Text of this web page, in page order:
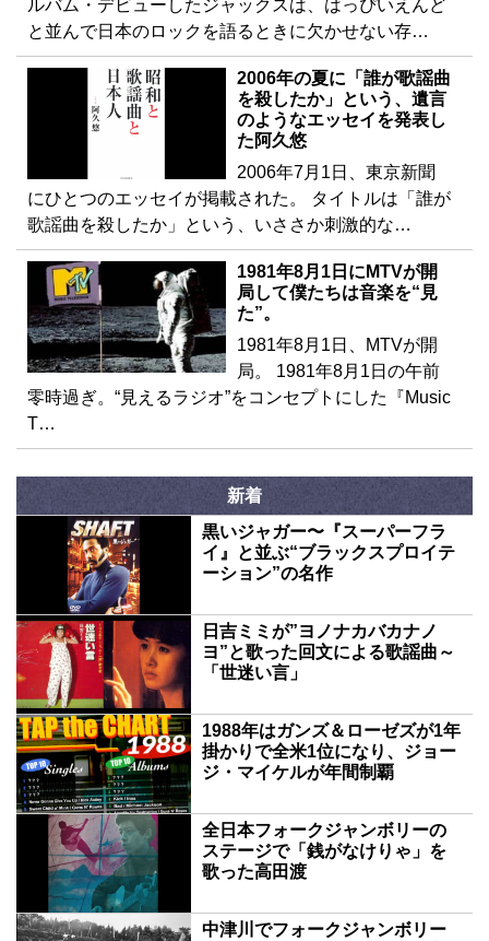
ルバム・デビューしたジャックスは、はっぴいえんど
と並んで日本のロックを語るときに欠かせない存…
2006年の夏に「誰が歌謡曲
を殺したか」という、遺言
のようなエッセイを発表し
た阿久悠
2006年7月1日、東京新聞
にひとつのエッセイが掲載された。 タイトルは「誰が
歌謡曲を殺したか」という、いささか刺激的な…
1981年8月1日にMTVが開
局して僕たちは音楽を“見
た”。
1981年8月1日、MTVが開
局。 1981年8月1日の午前
零時過ぎ。“見えるラジオ”をコンセプトにした『Music
T…
新着
黒いジャガー〜『スーパーフラ
イ』と並ぶ“ブラックスプロイテ
ーション”の名作
日吉ミミが”ヨノナカバカナノ
ヨ”と歌った回文による歌謡曲～
「世迷い言」
1988年はガンズ＆ローゼズが1年
掛かりで全米1位になり、ジョー
ジ・マイケルが年間制覇
全日本フォークジャンボリーの
ステージで「銭がなけりゃ」を
歌った高田渡
中津川でフォークジャンボリー